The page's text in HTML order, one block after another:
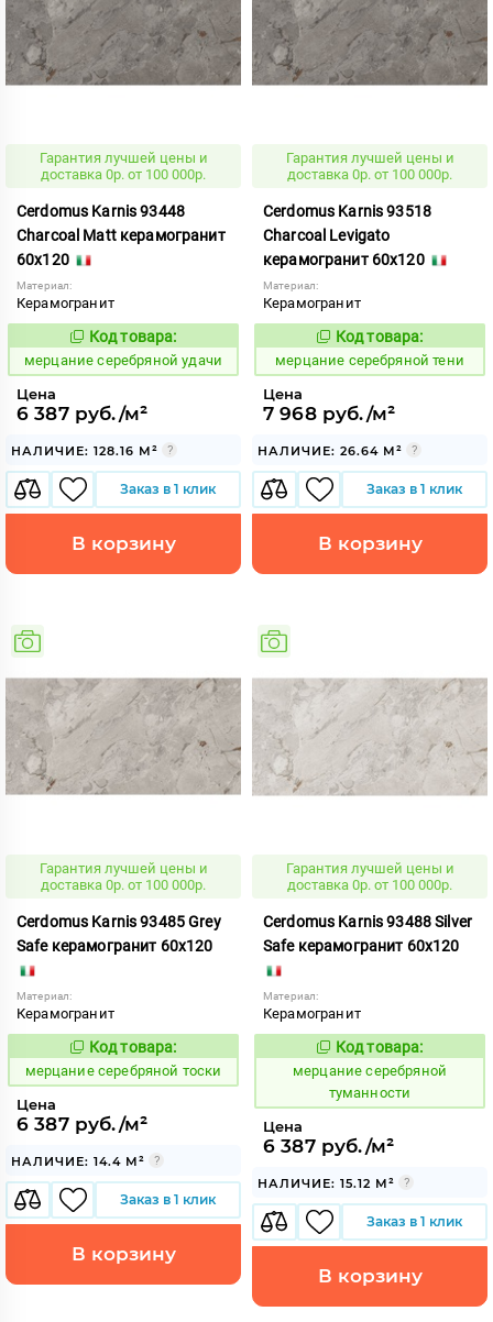
Гарантия лучшей цены и
доставка 0р. от 100 000р.
Cerdomus Karnis 93448
Charcoal Matt керамогранит
60x120
Материал:
Керамогранит
979485
Код товара:
мерцание серебряной удачи
Цена
6 387 руб./м²
НАЛИЧИЕ: 128.16 М²
Заказ в 1 клик
В корзину
Гарантия лучшей цены и
доставка 0р. от 100 000р.
Cerdomus Karnis 93518
Charcoal Levigato
керамогранит 60x120
Материал:
Керамогранит
979478
Код товара:
мерцание серебряной тени
Цена
7 968 руб./м²
НАЛИЧИЕ: 26.64 М²
Заказ в 1 клик
В корзину
Гарантия лучшей цены и
доставка 0р. от 100 000р.
Cerdomus Karnis 93485 Grey
Safe керамогранит 60x120
Материал:
Керамогранит
979481
Код товара:
мерцание серебряной тоски
Цена
6 387 руб./м²
НАЛИЧИЕ: 14.4 М²
Заказ в 1 клик
В корзину
Гарантия лучшей цены и
доставка 0р. от 100 000р.
Cerdomus Karnis 93488 Silver
Safe керамогранит 60x120
Материал:
Керамогранит
979484
Код товара:
мерцание серебряной
туманности
Цена
6 387 руб./м²
НАЛИЧИЕ: 15.12 М²
Заказ в 1 клик
В корзину